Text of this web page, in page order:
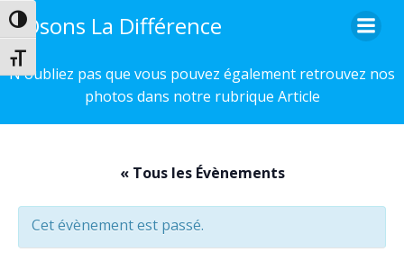
Passer en contraste élevé
Changer la taille de la police
au
Osons La Différence
N'oubliez pas que vous pouvez également retrouvez nos
photos dans notre rubrique Article
« Tous les Évènements
Cet évènement est passé.